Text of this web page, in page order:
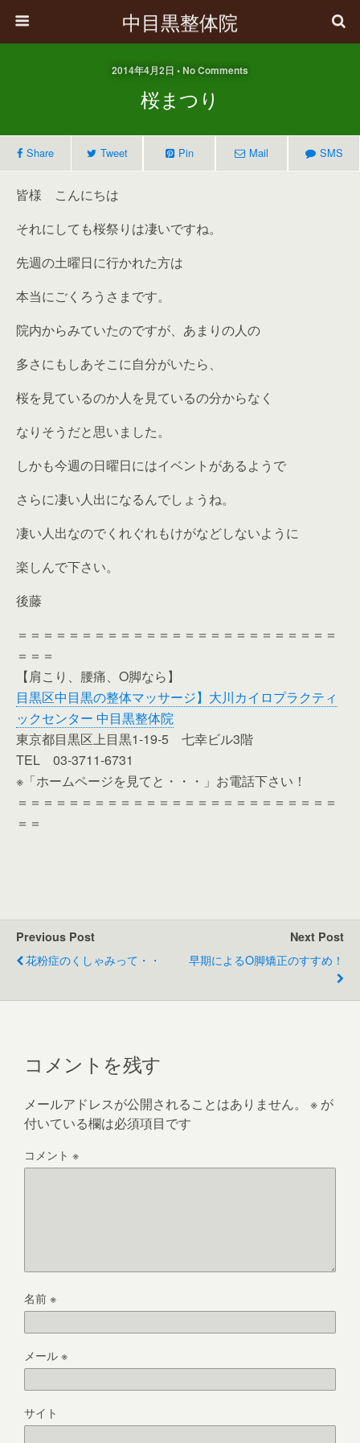
中目黒整体院
2014年4月2日 • No Comments
桜まつり
Share Tweet Pin Mail SMS
皆様 こんにちは
それにしても桜祭りは凄いですね。
先週の土曜日に行かれた方は
本当にごくろうさまです。
院内からみていたのですが、あまりの人の
多さにもしあそこに自分がいたら、
桜を見ているのか人を見ているの分からなく
なりそうだと思いました。
しかも今週の日曜日にはイベントがあるようで
さらに凄い人出になるんでしょうね。
凄い人出なのでくれぐれもけがなどしないように
楽しんで下さい。
後藤
＝＝＝＝＝＝＝＝＝＝＝＝＝＝＝＝＝＝＝＝＝＝＝＝＝
＝＝＝
【肩こり、腰痛、O脚なら】
目黒区中目黒の整体マッサージ】大川カイロプラクティ
ックセンター 中目黒整体院
東京都目黒区上目黒1-19-5 七幸ビル3階
TEL 03-3711-6731
※「ホームページを見てと・・・」お電話下さい！
＝＝＝＝＝＝＝＝＝＝＝＝＝＝＝＝＝＝＝＝＝＝＝＝＝
＝＝
Previous Post
花粉症のくしゃみって・・
Next Post
早期によるO脚矯正のすすめ！
コメントを残す
メールアドレスが公開されることはありません。 ※ が
付いている欄は必須項目です
コメント ※
名前※
メール※
サイト